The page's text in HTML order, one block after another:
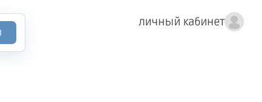
личный кабинет